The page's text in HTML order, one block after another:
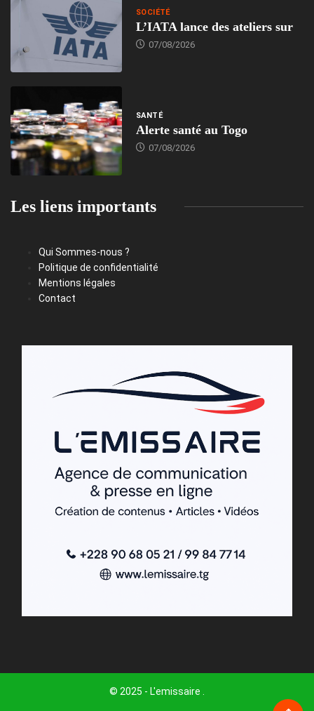
SOCIÉTÉ
L’IATA lance des ateliers sur
07/08/2026
SANTÉ
Alerte santé au Togo
07/08/2026
Les liens importants
Qui Sommes-nous ?
Politique de confidentialité
Mentions légales
Contact
© 2025 - L'emissaire .